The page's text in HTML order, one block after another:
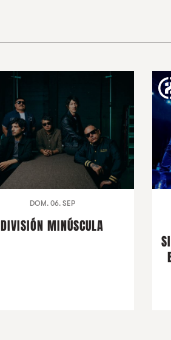
DOM. 06. SEP
DIVISIÓN MINÚSCULA